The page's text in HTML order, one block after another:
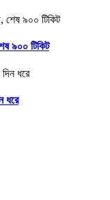
৯০০ টিকিট
ধরে